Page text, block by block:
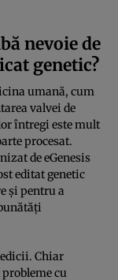
nevoie de
genetic?
umană, cum
valvei de
întregi este mult
procesat.
de eGenesis
editat genetic
și pentru a
Chiar
cu